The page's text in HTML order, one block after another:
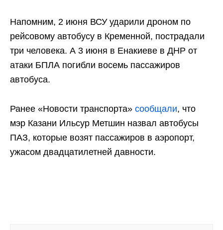
Напомним, 2 июня ВСУ ударили дроном по
рейсовому автобусу в Кременной, пострадали
три человека. А 3 июня в Енакиеве в ДНР от
атаки БПЛА погибли восемь пассажиров
автобуса.
Ранее «Новости транспорта» сообщали, что
мэр Казани Ильсур Метшин назвал автобусы
ПАЗ, которые возят пассажиров в аэропорт,
ужасом двадцатилетней давности.